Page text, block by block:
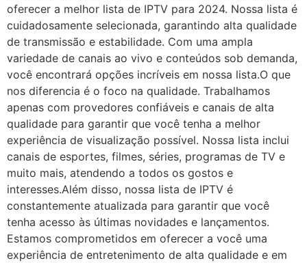
oferecer a melhor lista de IPTV para 2024. Nossa lista é
cuidadosamente selecionada, garantindo alta qualidade
de transmissão e estabilidade. Com uma ampla
variedade de canais ao vivo e conteúdos sob demanda,
você encontrará opções incríveis em nossa lista.O que
nos diferencia é o foco na qualidade. Trabalhamos
apenas com provedores confiáveis e canais de alta
qualidade para garantir que você tenha a melhor
experiência de visualização possível. Nossa lista inclui
canais de esportes, filmes, séries, programas de TV e
muito mais, atendendo a todos os gostos e
interesses.Além disso, nossa lista de IPTV é
constantemente atualizada para garantir que você
tenha acesso às últimas novidades e lançamentos.
Estamos comprometidos em oferecer a você uma
experiência de entretenimento de alta qualidade e em